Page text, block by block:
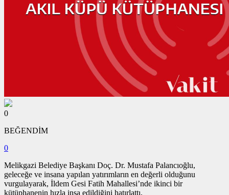
0
BEĞENDİM
0
Melikgazi Belediye Başkanı Doç. Dr. Mustafa Palancıoğlu,
geleceğe ve insana yapılan yatırımların en değerli olduğunu
vurgulayarak, İldem Gesi Fatih Mahallesi’nde ikinci bir
kütüphanenin hızla inşa edildiğini hatırlattı.